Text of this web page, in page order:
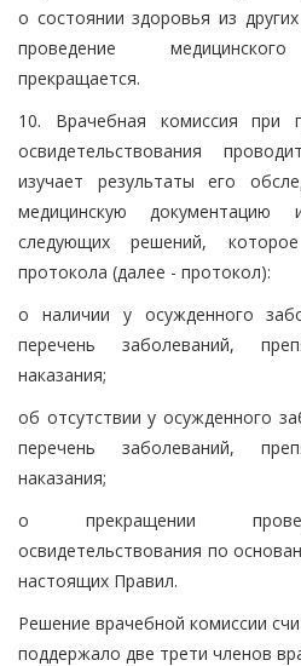
о состоянии здоровья из
проведение медицинского
прекращается.
10. Врачебная комиссия при
освидетельствования
изучает результаты его
медицинскую
следующих решений,
протокола (далее - протокол):
о наличии у осужденного
перечень заболеваний,
наказания;
об отсутствии у осужденного
перечень заболеваний,
наказания;
о прекращении
освидетельствования по
настоящих Правил.
Решение врачебной комиссии
поддержало две трети членов